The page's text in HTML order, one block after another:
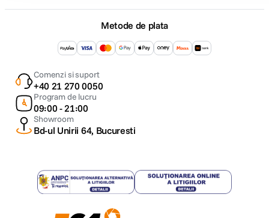
Metode de plata
Comenzi si suport
+40 21 270 0050
Program de lucru
09:00 - 21:00
Showroom
Bd-ul Unirii 64, Bucuresti